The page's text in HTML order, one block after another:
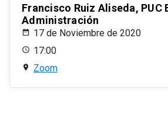
Francisco Ruiz Aliseda, PUC
Administración
17 de Noviembre de 2020
17:00
Zoom